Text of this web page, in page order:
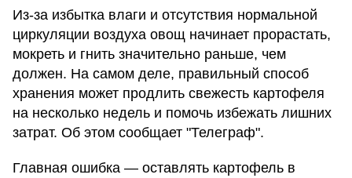
Из-за избытка влаги и отсутствия нормальной
циркуляции воздуха овощ начинает прорастать,
мокреть и гнить значительно раньше, чем
должен. На самом деле, правильный способ
хранения может продлить свежесть картофеля
на несколько недель и помочь избежать лишних
затрат. Об этом сообщает "Телеграф".
Главная ошибка — оставлять картофель в